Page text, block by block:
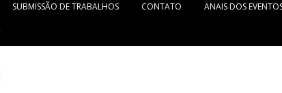
SUBMISSÃO DE TRABALHOS CONTATO ANAIS DOS